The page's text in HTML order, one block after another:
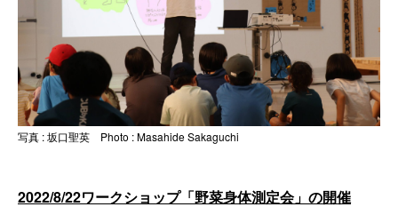
写真 : 坂口聖英 Photo : Masahide Sakaguchi
2022/8/22ワークショップ「野菜身体測定会」の開催